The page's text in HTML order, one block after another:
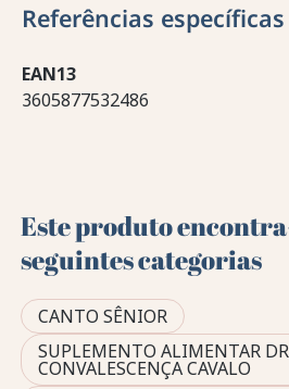
Referências específicas
EAN13
3605877532486
Este produto
seguintes categorias
CANTO SÊNIOR
SUPLEMENTO ALIMENTAR
CONVALESCENÇA CAVALO